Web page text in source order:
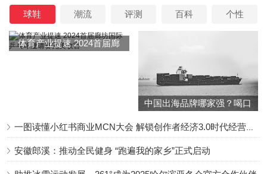
球鞋 潮流 评测 百科 个性
体育产业提速 2024首届廊
中国出海品牌哪家强？喝口
安徽郎溪：推动全民健身 “跑遍我的家乡”正式启动